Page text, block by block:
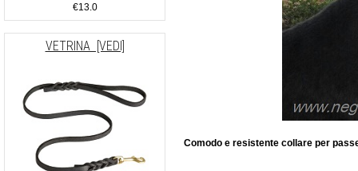
€13.0
VETRINA [VEDI]
Comodo e resistente collare per